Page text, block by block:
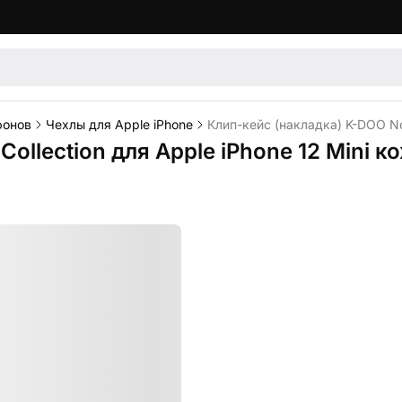
Чехлы для Apple iPhone Клип-кейс (накладка) K-DOO
для Apple iPhone 12 Mini